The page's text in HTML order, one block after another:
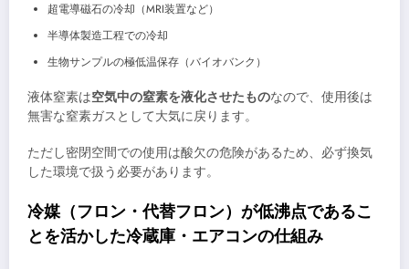
超電導磁石の冷却（MRI装置など）
半導体製造工程での冷却
生物サンプルの極低温保存（バイオバンク）
液体窒素は空気中の窒素を液化させたものなので、使用後は
無害な窒素ガスとして大気に戻ります。
ただし密閉空間での使用は酸欠の危険があるため、必ず換気
した環境で扱う必要があります。
冷媒（フロン・代替フロン）が低沸点であるこ
とを活かした冷蔵庫・エアコンの仕組み